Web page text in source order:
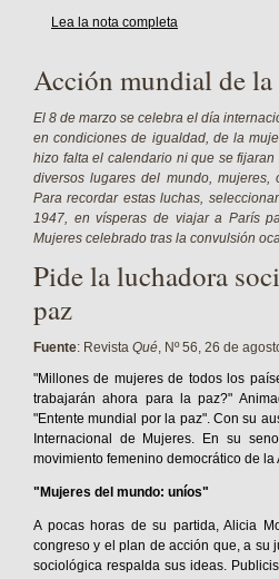
Lea la nota completa
Acción mundial de
El 8 de marzo se celebra el día
en condiciones de igualdad, de la
hizo falta el calendario ni que se
diversos lugares del mundo, mujeres,
Para recordar estas luchas,
1947, en vísperas de viajar a París
Mujeres celebrado tras la convulsión
Pide la luchadora
paz
Fuente: Revista Qué, Nº 56, 26 de
"Millones de mujeres de todos los
trabajarán ahora para la paz?"
"Entente mundial por la paz". Con su
Internacional de Mujeres. En su
movimiento femenino democrático de la
"Mujeres del mundo: uníos"
A pocas horas de su partida, Alicia
congreso y el plan de acción que, a su
sociológica respalda sus ideas.